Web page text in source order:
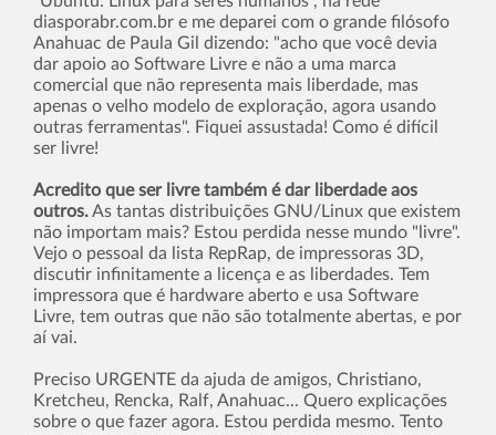
diasporabr.com.br e me deparei com o grande filósofo
Anahuac de Paula Gil dizendo: "acho que você devia
dar apoio ao Software Livre e não a uma marca
comercial que não representa mais liberdade, mas
apenas o velho modelo de exploração, agora usando
outras ferramentas". Fiquei assustada! Como é difí­cil
ser livre!
Acredito que ser livre também é dar liberdade aos
outros.As tantas distribuições GNU/Linux que existem
não importam mais? Estou perdida nesse mundo "livre".
Vejo o pessoal da lista RepRap, de impressoras 3D,
discutir infinitamente a licença e as liberdades. Tem
impressora que é hardware aberto e usa Software
Livre, tem outras que não são totalmente abertas, e por
aí­ vai.
Preciso URGENTE da ajuda de amigos, Christiano,
Kretcheu, Rencka, Ralf, Anahuac... Quero explicações
sobre o que fazer agora. Estou perdida mesmo. Tento